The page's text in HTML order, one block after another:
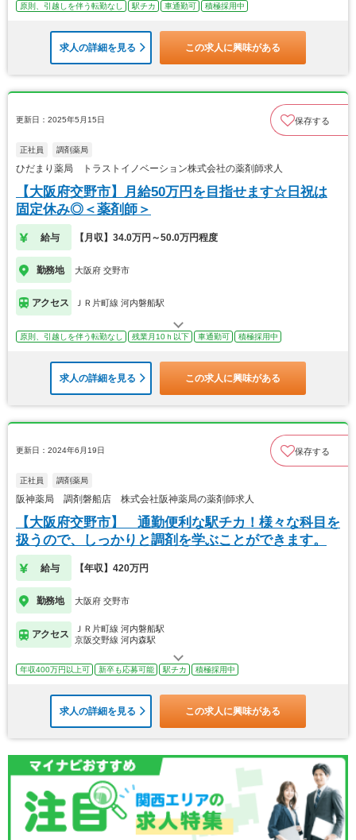
原則、引越しを伴う転勤なし 駅チカ 車通勤可 積極採用中
求人の詳細を見る この求人に興味がある
更新日：2025年5月15日 保存する
正社員 調剤薬局
ひだまり薬局 トラストイノベーション株式会社の薬剤師求人
【大阪府交野市】月給50万円を目指せます☆日祝は
固定休み◎＜薬剤師＞
給与 【月収】34.0万円～50.0万円程度
勤務地 大阪府 交野市
アクセス ＪＲ片町線 河内磐船駅
原則、引越しを伴う転勤なし 残業月10ｈ以下 車通勤可 積極採用中
求人の詳細を見る この求人に興味がある
更新日：2024年6月19日 保存する
正社員 調剤薬局
阪神薬局 調剤磐船店 株式会社阪神薬局の薬剤師求人
【大阪府交野市】 通勤便利な駅チカ！様々な科目を
扱うので、しっかりと調剤を学ぶことができます。
給与 【年収】420万円
勤務地 大阪府 交野市
アクセス
ＪＲ片町線 河内磐船駅
京阪交野線 河内森駅
年収400万円以上可 新卒も応募可能 駅チカ 積極採用中
求人の詳細を見る この求人に興味がある